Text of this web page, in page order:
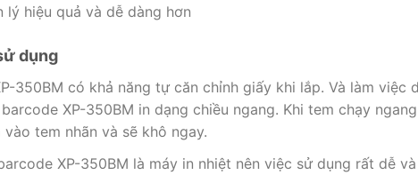
lý hiệu quả và dễ dàng hơn
dụng
350BM có khả năng tự căn chỉnh giấy khi lắp. Và làm
XP-350BM in dạng chiều ngang. Khi tem chạy
tem nhãn và sẽ khô ngay.
XP-350BM là máy in nhiệt nên việc sử dụng rất dễ